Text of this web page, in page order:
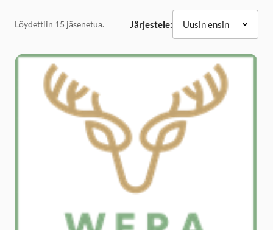
Löydettiin 15 jäsenetua. Järjestele: